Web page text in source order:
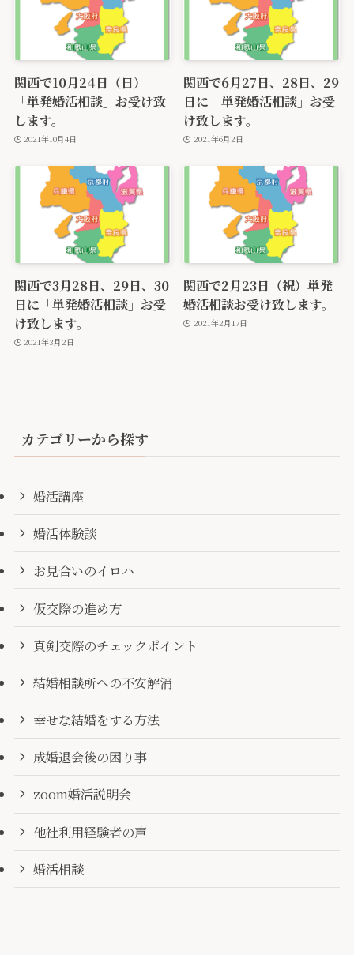
関西で10月24日（日）
「単発婚活相談」お受け致
します。
2021年10月4日
関西で6月27日、28日、29
日に「単発婚活相談」お受
け致します。
2021年6月2日
関西で3月28日、29日、30
日に「単発婚活相談」お受
け致します。
2021年3月2日
関西で2月23日（祝）単発
婚活相談お受け致します。
2021年2月17日
カテゴリーから探す
婚活講座
婚活体験談
お見合いのイロハ
仮交際の進め方
真剣交際のチェックポイント
結婚相談所への不安解消
幸せな結婚をする方法
成婚退会後の困り事
zoom婚活説明会
他社利用経験者の声
婚活相談